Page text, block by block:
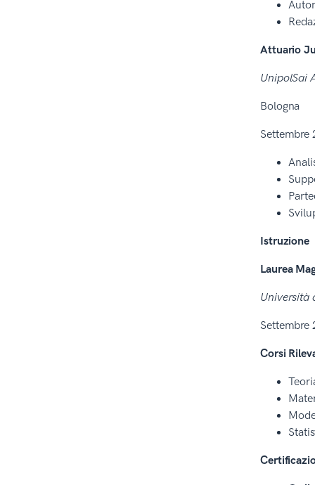
Attuario
UnipolSai
Bologna
Settembre
Istruzione
Laurea
Università
Settembre
Corsi